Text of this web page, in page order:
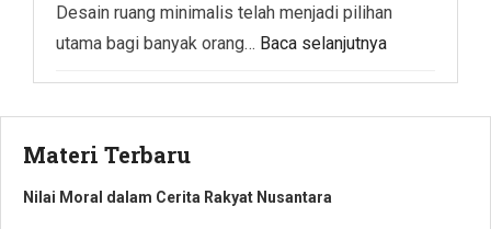
Desain ruang minimalis telah menjadi pilihan
utama bagi banyak orang… Baca selanjutnya
Materi Terbaru
Nilai Moral dalam Cerita Rakyat Nusantara